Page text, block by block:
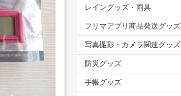
レイングッズ・雨具
フリマアプリ商品発送グッズ
写真撮影・カメラ関連グッズ
防災グッズ
手帳グッズ